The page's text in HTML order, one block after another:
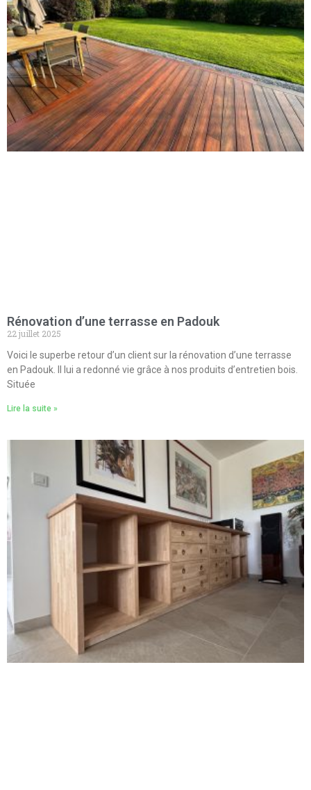
Rénovation d’une terrasse en Padouk
22 juillet 2025
Voici le superbe retour d’un client sur la rénovation d’une terrasse
en Padouk. Il lui a redonné vie grâce à nos produits d’entretien bois.
Située
Lire la suite »